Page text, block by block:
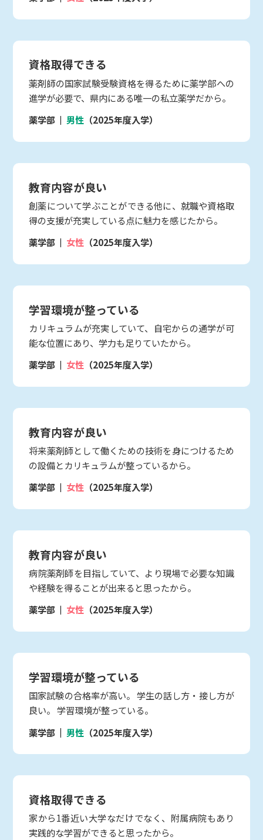
資格取得できる
薬剤師の国家試験受験資格を得るために薬学部への
進学が必要で、県内にある唯一の私立薬学だから。
薬学部
男性 （2025年度入学）
教育内容が良い
創薬について学ぶことができる他に、就職や資格取
得の支援が充実している点に魅力を感じたから。
薬学部
女性 （2025年度入学）
学習環境が整っている
カリキュラムが充実していて、自宅からの通学が可
能な位置にあり、学力も足りていたから。
薬学部
女性 （2025年度入学）
教育内容が良い
将来薬剤師として働くための技術を身につけるため
の設備とカリキュラムが整っているから。
薬学部
女性 （2025年度入学）
教育内容が良い
病院薬剤師を目指していて、より現場で必要な知識
や経験を得ることが出来ると思ったから。
薬学部
女性 （2025年度入学）
学習環境が整っている
国家試験の合格率が高い。 学生の話し方・接し方が
良い。 学習環境が整っている。
薬学部
男性 （2025年度入学）
資格取得できる
家から1番近い大学なだけでなく、附属病院もあり
実践的な学習ができると思ったから。